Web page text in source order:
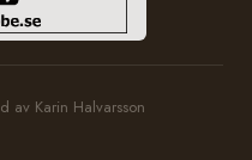
Karin Halvarsson